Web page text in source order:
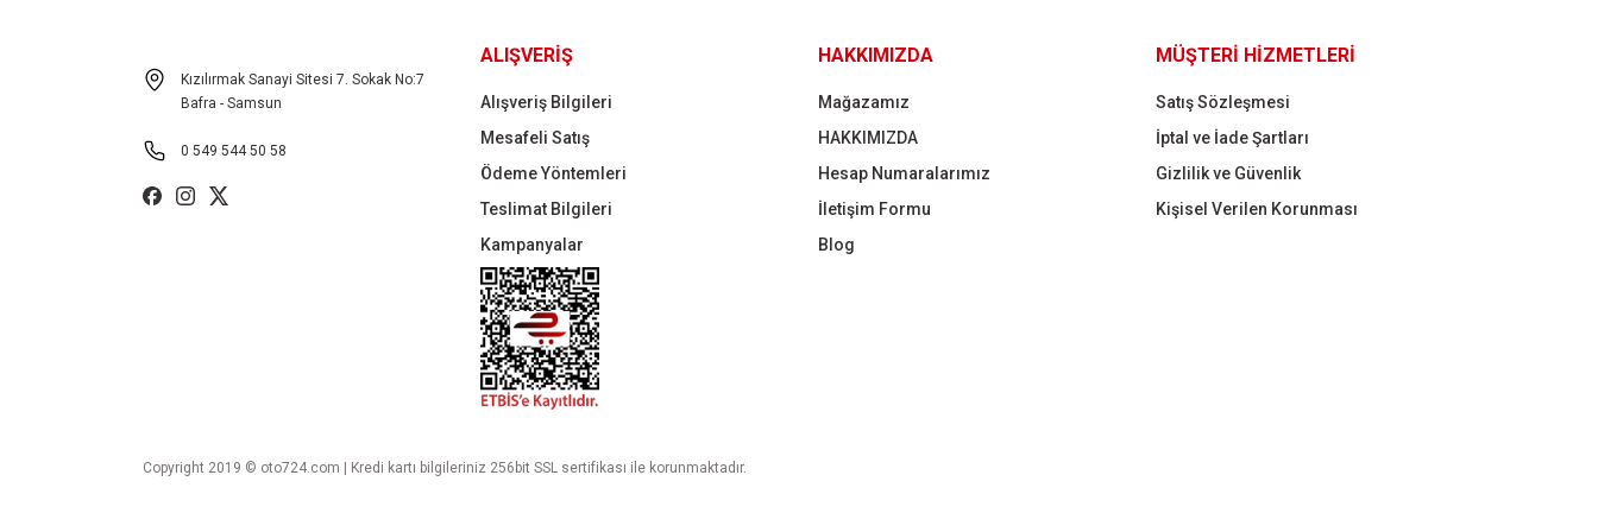
Kızılırmak Sanayi Sitesi 7. Sokak No:7
Bafra - Samsun
0 549 544 50 58
ALIŞVERİŞ
Alışveriş Bilgileri
Mesafeli Satış
Ödeme Yöntemleri
Teslimat Bilgileri
Kampanyalar
HAKKIMIZDA
Mağazamız
HAKKIMIZDA
Hesap Numaralarımız
İletişim Formu
Blog
MÜŞTERİ HİZMETLERİ
Satış Sözleşmesi
İptal ve İade Şartları
Gizlilik ve Güvenlik
Kişisel Verilen Korunması
Copyright 2019 © oto724.com | Kredi kartı bilgileriniz 256bit SSL sertifikası ile korunmaktadır.